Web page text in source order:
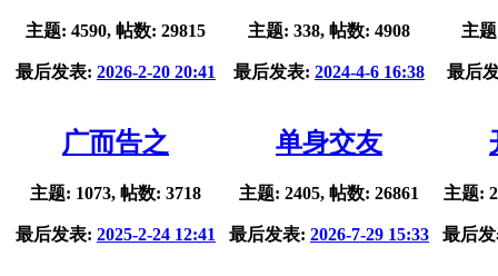
主题: 4590, 帖数: 29815
最后发表: 2026-2-20 20:41
主题: 338, 帖数: 4908
最后发表: 2024-4-6 16:38
主
最后
广而告之
主题: 1073, 帖数: 3718
最后发表: 2025-2-24 12:41
单身交友
主题: 2405, 帖数: 26861
最后发表: 2026-7-29 15:33
主题:
最后